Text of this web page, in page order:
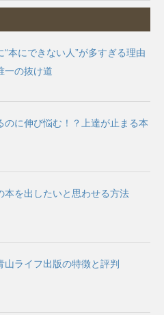
本にできない人”が多すぎる理由
一の抜け道
のに伸び悩む！？上達が止まる本
本を出したいと思わせる方法
山ライフ出版の特徴と評判